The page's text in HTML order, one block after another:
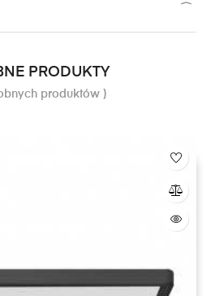
PRODUKTY
produktów )